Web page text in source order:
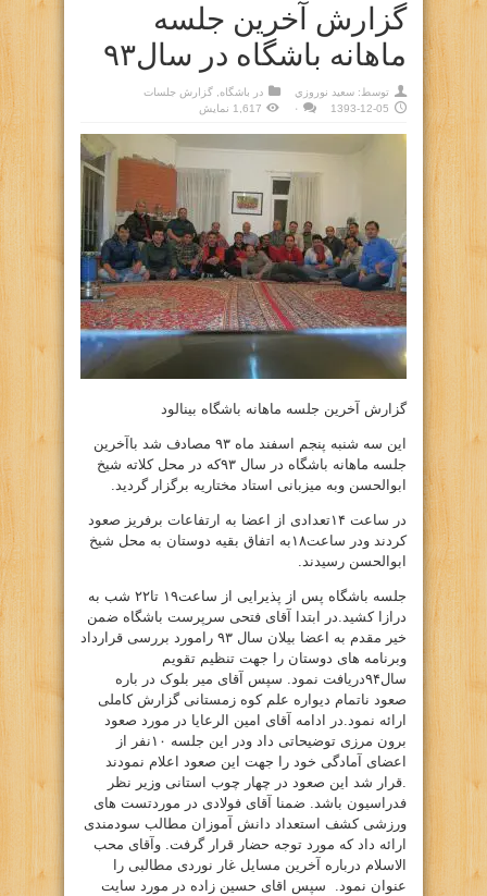
گزارش آخرین جلسه
ماهانه باشگاه در سال۹۳
توسط: سعيد نوروزي در باشگاه گزارش جلسات
1393-12-05
۰ 1,617 نمایش
گزارش آخرین جلسه ماهانه باشگاه بینالود
این سه شنبه پنجم اسفند ماه ۹۳ مصادف شد باآخرین
جلسه ماهانه باشگاه در سال ۹۳که در محل کلاته شیخ
ابوالحسن وبه میزبانی استاد مختاریه برگزار گردید.
در ساعت ۱۴تعدادی از اعضا به ارتفاعات برفریز صعود
کردند ودر ساعت۱۸به اتفاق بقیه دوستان به محل شیخ
ابوالحسن رسیدند.
جلسه باشگاه پس از پذیرایی از ساعت۱۹ تا۲۲ شب به
درازا کشید.در ابتدا آقای فتحی سرپرست باشگاه ضمن
خیر مقدم به اعضا بیلان سال ۹۳ رامورد بررسی قرارداد
وبرنامه های دوستان را جهت تنظیم تقویم
سال۹۴دریافت نمود. سپس آقای میر بلوک در باره
صعود ناتمام دیواره علم کوه زمستانی گزارش کاملی
ارائه نمود.در ادامه آقای امین الرعایا در مورد صعود
برون مرزی توضیحاتی داد ودر این جلسه ۱۰نفر از
اعضای آمادگی خود را جهت این صعود اعلام نمودند
.قرار شد این صعود در چهار چوب استانی وزیر نظر
فدراسیون باشد. ضمنا آقای فولادی در موردتست های
ورزشی کشف استعداد دانش آموزان مطالب سودمندی
ارائه داد که مورد توجه حضار قرار گرفت. وآقای محب
الاسلام درباره آخرین مسایل غار نوردی مطالبی را
عنوان نمود. سپس اقای حسین زاده در مورد سایت